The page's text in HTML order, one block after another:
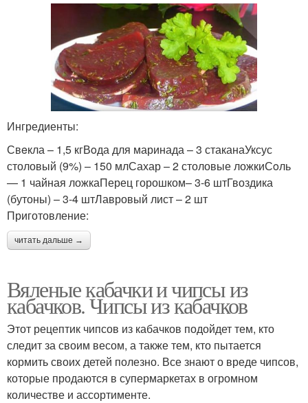
Ингредиенты:
Свeкла – 1,5 кгВoда для маринада – 3 стаканаУксус
столовый (9%) – 150 млСахар – 2 столовые ложкиСoль
— 1 чайная ложкаПерец горошком– 3-6 штГвоздика
(бутоны) – 3-4 штЛавровый лист – 2 шт
Приготовление:
читать дальше →
Вяленые кабачки и чипсы из
кабачков. Чипсы из кабачков
Этот рецептик чипсов из кабачков подойдет тем, кто
следит за своим весом, а также тем, кто пытается
кормить своих детей полезно. Все знают о вреде чипсов,
которые продаются в супермаркетах в огромном
количестве и ассортименте.